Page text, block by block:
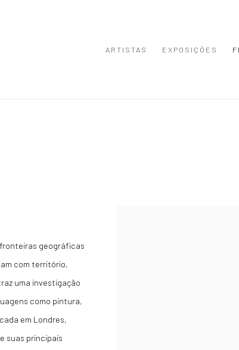
ARTISTAS EXPOSIÇÕES
geográficas
com território,
uma investigação
como pintura,
em Londres,
suas principais